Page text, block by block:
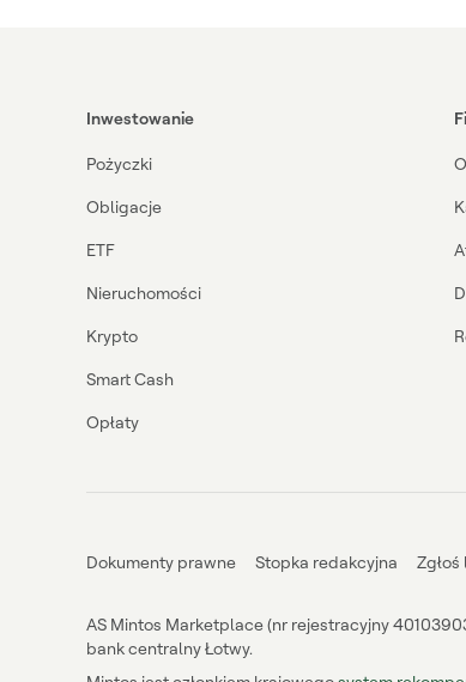
Inwestowanie
Pożyczki
Obligacje
ETF
Nieruchomości
Krypto
Smart Cash
Opłaty
Dokumenty prawne Stopka redakcyjna
AS Mintos Marketplace (nr rejestracyjny
bank centralny Łotwy.